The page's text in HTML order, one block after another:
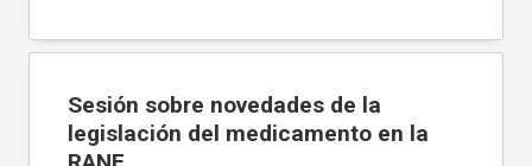
Sesión sobre novedades de la
legislación del medicamento en la